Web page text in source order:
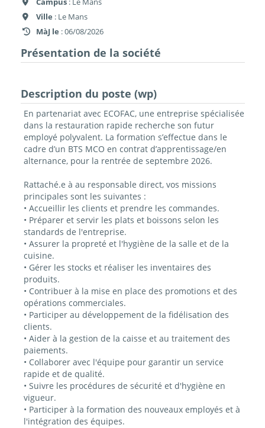
Ville : Le Mans
MàJ le : 06/08/2026
Présentation de la société
Description du poste (wp)
En partenariat avec ECOFAC, une entreprise spécialisée
dans la restauration rapide recherche son futur
employé polyvalent. La formation s’effectue dans le
cadre d’un BTS MCO en contrat d’apprentissage/en
alternance, pour la rentrée de septembre 2026.
Rattaché.e à au responsable direct, vos missions
principales sont les suivantes :
• Accueillir les clients et prendre les commandes.
• Préparer et servir les plats et boissons selon les
standards de l'entreprise.
• Assurer la propreté et l'hygiène de la salle et de la
cuisine.
• Gérer les stocks et réaliser les inventaires des
produits.
• Contribuer à la mise en place des promotions et des
opérations commerciales.
• Participer au développement de la fidélisation des
clients.
• Aider à la gestion de la caisse et au traitement des
paiements.
• Collaborer avec l'équipe pour garantir un service
rapide et de qualité.
• Suivre les procédures de sécurité et d'hygiène en
vigueur.
• Participer à la formation des nouveaux employés et à
l'intégration des équipes.